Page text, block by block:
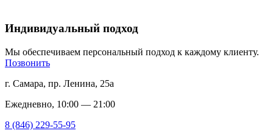
Индивидуальный подход
Мы обеспечиваем персональный подход к каждому клиенту.
Позвонить
г. Самара, пр. Ленина, 25а
Ежедневно, 10:00 — 21:00
8 (846) 229-55-95